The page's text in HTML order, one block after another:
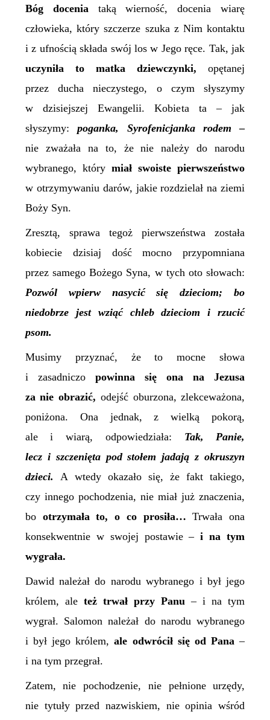
Bóg docenia taką wierność, docenia wiarę
człowieka, który szczerze szuka z Nim kontaktu
i z ufnością składa swój los w Jego ręce. Tak, jak
uczyniła to matka dziewczynki,opętanej
przez ducha nieczystego, o czym słyszymy
w dzisiejszej Ewangelii. Kobieta ta – jak
słyszymy:poganka, Syrofenicjanka rodem –
nie zważała na to, że nie należy do narodu
wybranego, który miał swoiste pierwszeństwo
w otrzymywaniu darów, jakie rozdzielał na ziemi
Boży Syn.
Zresztą, sprawa tegoż pierwszeństwa została
kobiecie dzisiaj dość mocno przypomniana
przez samego Bożego Syna, w tych oto słowach:
Pozwól wpierw nasycić się dzieciom; bo
niedobrze jest wziąć chleb dzieciom i rzucić
psom.
Musimy przyznać, że to mocne słowa
i zasadniczo powinna się ona na Jezusa
za nie obrazić, odejść oburzona, zlekceważona,
poniżona. Ona jednak, z wielką pokorą,
ale i wiarą, odpowiedziała: Tak, Panie,
lecz i szczenięta pod stołem jadają z okruszyn
dzieci. A wtedy okazało się, że fakt takiego,
czy innego pochodzenia, nie miał już znaczenia,
bo otrzymała to, o co prosiła… Trwała ona
konsekwentnie w swojej postawie –i na tym
wygrała.
Dawid należał do narodu wybranego i był jego
królem, ale też trwał przy Panu– i na tym
wygrał. Salomon należał do narodu wybranego
i był jego królem,ale odwrócił się od Pana –
i na tym przegrał.
Zatem, nie pochodzenie, nie pełnione urzędy,
nie tytuły przed nazwiskiem, nie opinia wśród